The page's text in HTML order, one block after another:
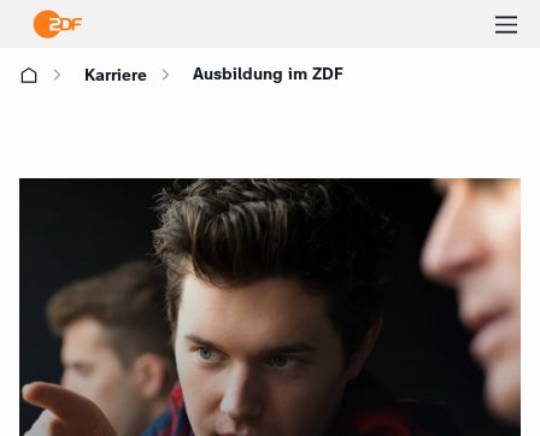
Karriere Ausbildung im ZDF